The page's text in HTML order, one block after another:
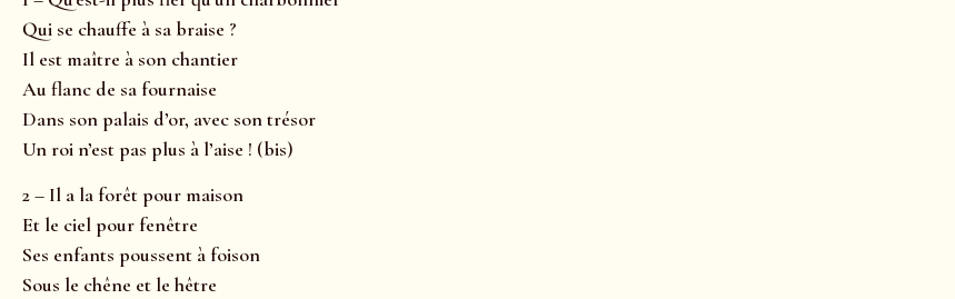
Qui se chauffe à sa braise ?
Il est maître à son chantier
Au flanc de sa fournaise
Dans son palais d’or, avec son trésor
Un roi n’est pas plus à l’aise ! (bis)
2 – Il a la forêt pour maison
Et le ciel pour fenêtre
Ses enfants poussent à foison
Sous le chêne et le hêtre